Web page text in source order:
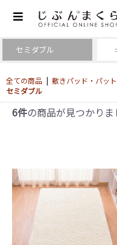
全ての商品 | 敷きパッド・パッ
セミダブル
6件の商品が見つかりま